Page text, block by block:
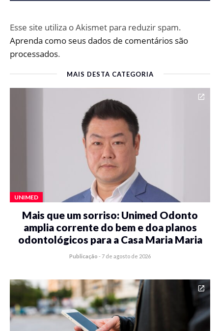
Esse site utiliza o Akismet para reduzir spam.
Aprenda como seus dados de comentários são
processados.
MAIS DESTA CATEGORIA
UNIMED
Mais que um sorriso: Unimed Odonto
amplia corrente do bem e doa planos
odontológicos para a Casa Maria Maria
Publicação - 7 de agosto de 2026